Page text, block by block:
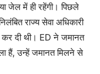
जेल में ही रहेंगी। पिछले
राज्य सेवा अधिकारी
कर दी थी। ED ने जमानत
हैं, उन्हें जमानत मिलने से